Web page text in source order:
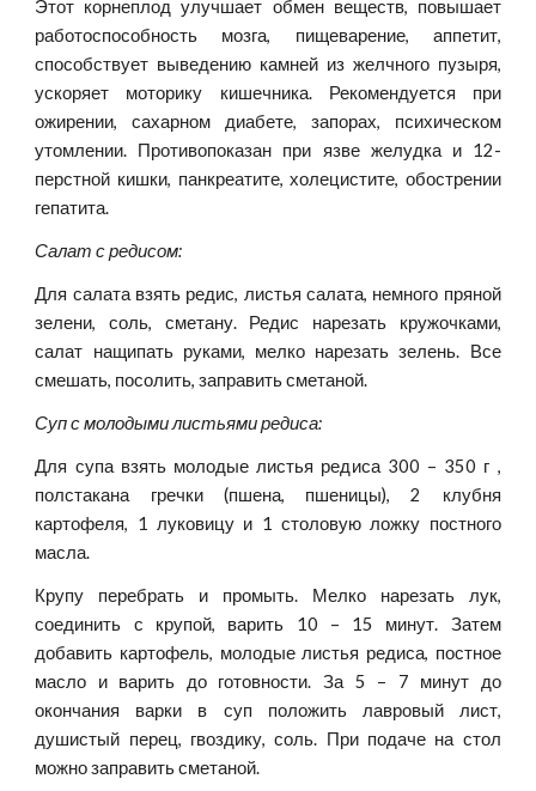
Этот корнеплод улучшает обмен веществ, повышает
работоспособность мозга, пищеварение, аппетит,
способствует выведению камней из желчного пузыря,
ускоряет моторику кишечника. Рекомендуется при
ожирении, сахарном диабете, запорах, психическом
утомлении. Противопоказан при язве желудка и 12-
перстной кишки, панкреатите, холецистите, обострении
гепатита.
Салат с редисом:
Для салата взять редис, листья салата, немного пряной
зелени, соль, сметану. Редис нарезать кружочками,
салат нащипать руками, мелко нарезать зелень. Все
смешать, посолить, заправить сметаной.
Суп с молодыми листьями редиса:
Для супа взять молодые листья редиса 300 – 350 г ,
полстакана гречки (пшена, пшеницы), 2 клубня
картофеля, 1 луковицу и 1 столовую ложку постного
масла.
Крупу перебрать и промыть. Мелко нарезать лук,
соединить с крупой, варить 10 – 15 минут. Затем
добавить картофель, молодые листья редиса, постное
масло и варить до готовности. За 5 – 7 минут до
окончания варки в суп положить лавровый лист,
душистый перец, гвоздику, соль. При подаче на стол
можно заправить сметаной.